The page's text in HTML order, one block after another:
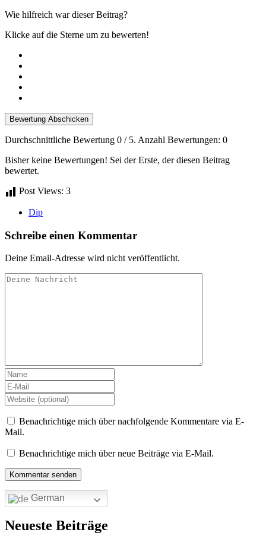
Wie hilfreich war dieser Beitrag?
Klicke auf die Sterne um zu bewerten!
Bewertung Abschicken
Durchschnittliche Bewertung 0 / 5. Anzahl Bewertungen: 0
Bisher keine Bewertungen! Sei der Erste, der diesen Beitrag
bewertet.
Post Views: 3
Dip
Schreibe einen Kommentar
Deine Email-Adresse wird nicht veröffentlicht.
Benachrichtige mich über nachfolgende Kommentare via E-
Mail.
Benachrichtige mich über neue Beiträge via E-Mail.
German
Neueste Beiträge